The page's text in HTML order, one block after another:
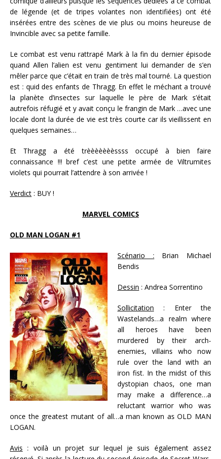
de légende (et de tripes volantes non identifiées) ont été
insérées entre des scènes de vie plus ou moins heureuse de
Invincible avec sa petite famille.
Le combat est venu rattrapé Mark à la fin du dernier épisode
quand Allen l’alien est venu gentiment lui demander de s’en
mêler parce que c’était en train de très mal tourné. La question
est : quid des enfants de Thragg. En effet le méchant a trouvé
la planète d’insectes sur laquelle le père de Mark s’était
autrefois réfugié et y avait conçu le frangin de Mark …avec une
locale dont la durée de vie est très courte car ils vieillissent en
quelques semaines…
Et Thragg a été trèèèèèèèssss occupé à bien faire
connaissance !!! bref c’est une petite armée de Viltrumites
violets qui pourrait l’attendre à son arrivée !
Verdict : BUY !
MARVEL COMICS
OLD MAN LOGAN #1
Scénario : Brian Michael
Bendis
Dessin : Andrea Sorrentino
Sollicitation : Enter the
Wastelands…a realm where
all heroes have been
murdered by their arch-
enemies, villains who now
rule over the land with an
iron fist. In the midst of this
dystopian chaos, one man
may make a difference…a
reluctant warrior who was
once the greatest mutant of all…a man known as OLD MAN
LOGAN.
Avis : voilà un projet sur lequel je suis également assez